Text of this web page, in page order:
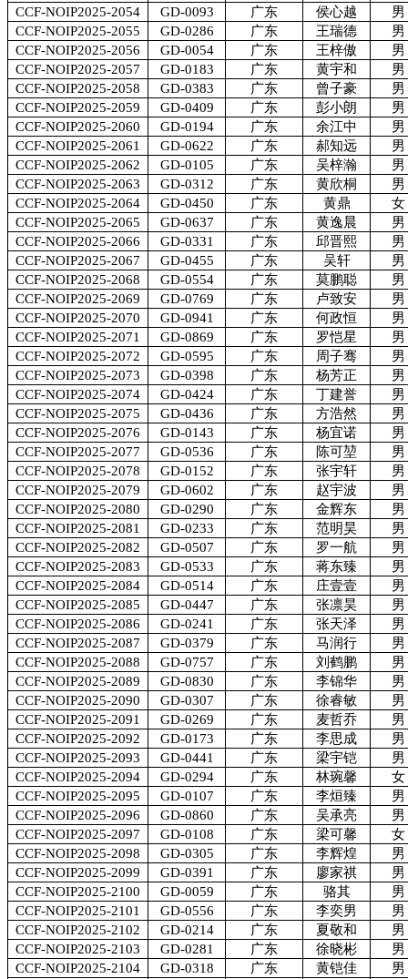
CCF-NOIP2025-2054 GD-0093 广东 侯心越
男
CCF-NOIP2025-2055
GD-0286 广东 王瑞德
男
CCF-NOIP2025-2056
GD-0054 广东 王梓傲
男
CCF-NOIP2025-2057
GD-0183 广东 黄宇和
男
CCF-NOIP2025-2058
GD-0383 广东 曾子豪
男
CCF-NOIP2025-2059
GD-0409 广东 彭小朗
男
CCF-NOIP2025-2060
GD-0194 广东 余江中
男
CCF-NOIP2025-2061
GD-0622 广东 郝知远
男
CCF-NOIP2025-2062
GD-0105 广东 吴梓瀚
男
CCF-NOIP2025-2063
GD-0312 广东 黄欣桐
男
CCF-NOIP2025-2064
GD-0450 广东 黄鼎
女
CCF-NOIP2025-2065
GD-0637 广东 黄逸晨
男
CCF-NOIP2025-2066
GD-0331 广东 邱晋熙
男
CCF-NOIP2025-2067
GD-0455 广东 吴轩
男
CCF-NOIP2025-2068
GD-0554 广东 莫鹏聪
男
CCF-NOIP2025-2069
GD-0769 广东 卢致安
男
CCF-NOIP2025-2070
GD-0941 广东 何政恒
男
CCF-NOIP2025-2071
GD-0869 广东 罗恺星
男
CCF-NOIP2025-2072
GD-0595 广东 周子骞
男
CCF-NOIP2025-2073
GD-0398 广东 杨芳正
男
CCF-NOIP2025-2074
GD-0424 广东 丁建誉
男
CCF-NOIP2025-2075
GD-0436 广东 方浩然
男
CCF-NOIP2025-2076
GD-0143 广东 杨宜诺
男
CCF-NOIP2025-2077
GD-0536 广东 陈可堃
男
CCF-NOIP2025-2078
GD-0152 广东 张宇轩
男
CCF-NOIP2025-2079
GD-0602 广东 赵宇波
男
CCF-NOIP2025-2080
GD-0290 广东 金辉东
男
CCF-NOIP2025-2081
GD-0233 广东 范明昊
男
CCF-NOIP2025-2082
GD-0507 广东 罗一航
男
CCF-NOIP2025-2083
GD-0533 广东 蒋东臻
男
CCF-NOIP2025-2084
GD-0514 广东 庄壹壹
男
CCF-NOIP2025-2085
GD-0447 广东 张凛昊
男
CCF-NOIP2025-2086
GD-0241 广东 张天泽
男
CCF-NOIP2025-2087
GD-0379 广东 马润行
男
CCF-NOIP2025-2088
GD-0757 广东 刘鹤鹏
男
CCF-NOIP2025-2089
GD-0830 广东 李锦华
男
CCF-NOIP2025-2090
GD-0307 广东 徐睿敏
男
CCF-NOIP2025-2091
GD-0269 广东 麦哲乔
男
CCF-NOIP2025-2092
GD-0173 广东 李思成
男
CCF-NOIP2025-2093
GD-0441 广东 梁宇铠
男
CCF-NOIP2025-2094
GD-0294 广东 林琬馨
女
CCF-NOIP2025-2095
GD-0107 广东 李烜臻
男
CCF-NOIP2025-2096
GD-0860 广东 吴承亮
男
CCF-NOIP2025-2097
GD-0108 广东 梁可馨
女
CCF-NOIP2025-2098
GD-0305 广东 李辉煌
男
CCF-NOIP2025-2099
GD-0391 广东 廖家祺
男
CCF-NOIP2025-2100
GD-0059 广东 骆其
男
CCF-NOIP2025-2101
GD-0556 广东 李奕男
男
CCF-NOIP2025-2102
GD-0214 广东 夏敬和
男
CCF-NOIP2025-2103
GD-0281 广东 徐晓彬
男
CCF-NOIP2025-2104
GD-0318 广东 黄铠佳
男